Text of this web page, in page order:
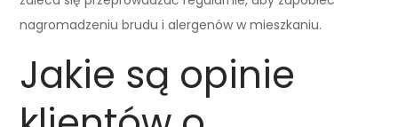
nagromadzeniu brudu i alergenów w mieszkaniu.
Jakie są opinie